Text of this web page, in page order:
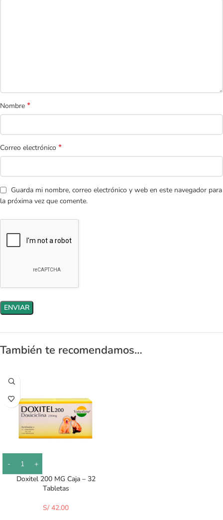
Nombre *
Correo electrónico *
Guarda mi nombre, correo electrónico y web en este navegador para
la próxima vez que comente.
También te recomendamos…
Doxitel 200 MG Caja – 32
Tabletas
S/42.00